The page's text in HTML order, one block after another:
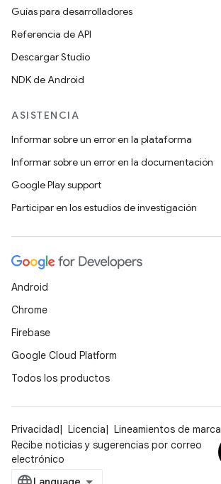
Guías para desarrolladores
Referencia de API
Descargar Studio
NDK de Android
ASISTENCIA
Informar sobre un error en la plataforma
Informar sobre un error en la documentación
Google Play support
Participar en los estudios de investigación
Android
Chrome
Firebase
Google Cloud Platform
Todos los productos
Privacidad Licencia Lineamientos de marca
Recibe noticias y sugerencias por correo
electrónico